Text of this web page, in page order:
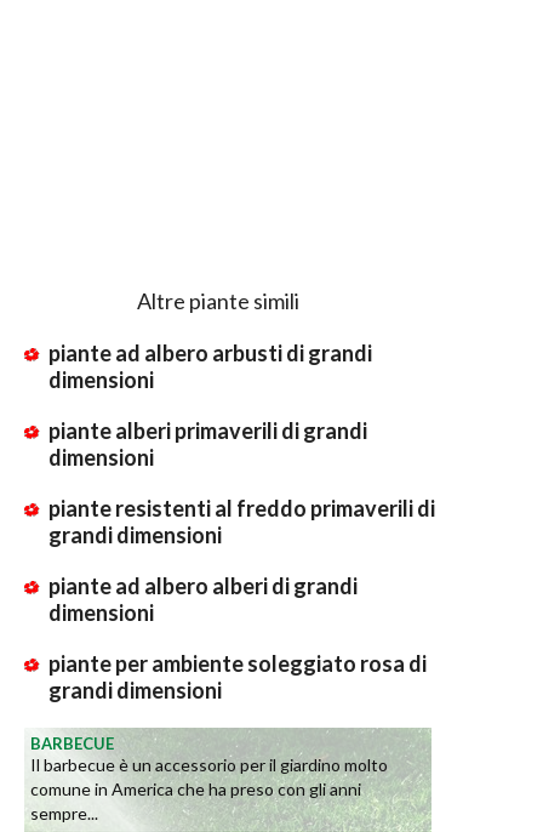
Altre piante simili
piante ad albero arbusti di grandi
dimensioni
piante alberi primaverili di grandi
dimensioni
piante resistenti al freddo primaverili di
grandi dimensioni
piante ad albero alberi di grandi
dimensioni
piante per ambiente soleggiato rosa di
grandi dimensioni
BARBECUE
Il barbecue è un accessorio per il giardino molto
comune in America che ha preso con gli anni
sempre...